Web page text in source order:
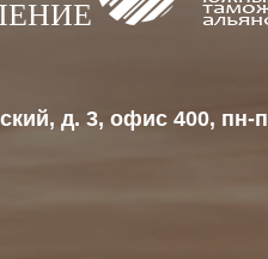
д. 3, офис 400, пн-